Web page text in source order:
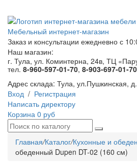
Мебельный интернет-магазин
Заказ и консультации ежедневно с
Наш магазин:
г. Тула, ул. Коминтерна, 24в, ТЦ
тел. 8-960-597-01-70, 8-903-697-01-70
Адрес склада: Тула, ул.Пушкинская,
Вход / Регистрация
Написать директору
Корзина 0 руб
Главная/Каталог/Кухонные и
обеденный Dupen DT-02 (160 см)